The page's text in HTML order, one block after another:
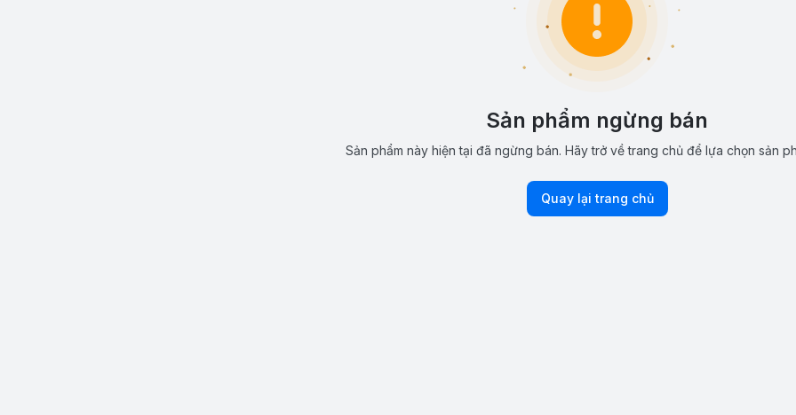
Sản phẩm ngừng bán
Sản phẩm này hiện tại đã ngừng bán. Hãy trở về trang chủ để lựa chọn sản
Quay lại trang chủ